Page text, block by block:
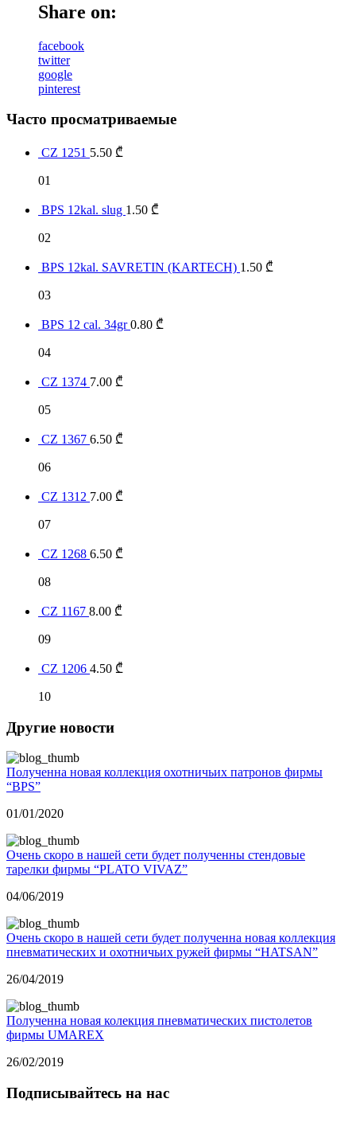
Share on:
facebook
twitter
google
pinterest
Часто просматриваемые
CZ 1251 5.50 ₾
01
BPS 12kal. slug 1.50 ₾
02
BPS 12kal. SAVRETIN (KARTECH) 1.50 ₾
03
BPS 12 cal. 34gr0.80 ₾
04
CZ 1374 7.00 ₾
05
CZ 1367 6.50 ₾
06
CZ 1312 7.00 ₾
07
CZ 1268 6.50 ₾
08
CZ 1167 8.00 ₾
09
CZ 1206 4.50 ₾
10
Другие новости
Полученна новая коллекция охотничьих патронов фирмы
“BPS”
01/01/2020
Очень скоро в нашей сети будет полученны стендовые
тарелки фирмы “PLATO VIVAZ”
04/06/2019
Очень скоро в нашей сети будет полученна новая коллекция
пневматических и охотничьих ружей фирмы “HATSAN”
26/04/2019
Полученна новая колекция пневматических пистолетов
фирмы UMAREX
26/02/2019
Подписывайтесь на нас